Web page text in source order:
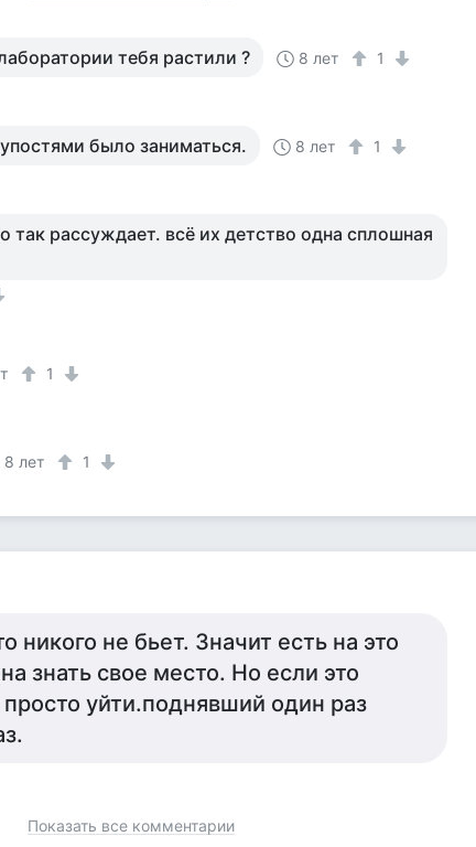
тебя растили ? 8 лет 1
было заниматься. 8 лет 1
так рассуждает. всё их детство одна сплошная
1
8 лет 1
никого не бьет. Значит есть на это
знать свое место. Но если это
уйти.поднявший один раз
Показать все комментарии